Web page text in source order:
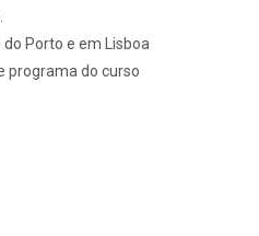
Porto e em Lisboa
programa do curso